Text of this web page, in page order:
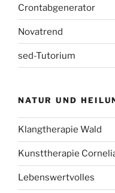
Crontabgenerator
Novatrend
sed-Tutorium
NATUR UND
Klangtherapie Wald
Kunsttherapie
Lebenswertvolles